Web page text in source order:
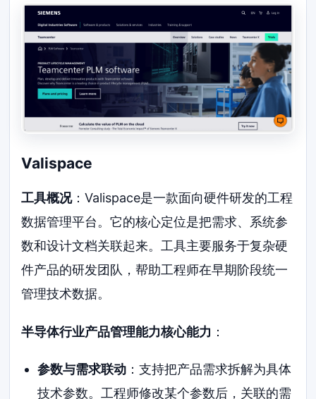
Valispace
工具概况：Valispace是一款面向硬件研发的工程
数据管理平台。它的核心定位是把需求、系统参
数和设计文档关联起来。工具主要服务于复杂硬
件产品的研发团队，帮助工程师在早期阶段统一
管理技术数据。
半导体行业产品管理能力核心能力 ：
参数与需求联动：支持把产品需求拆解为具体
技术参数。工程师修改某个参数后，关联的需